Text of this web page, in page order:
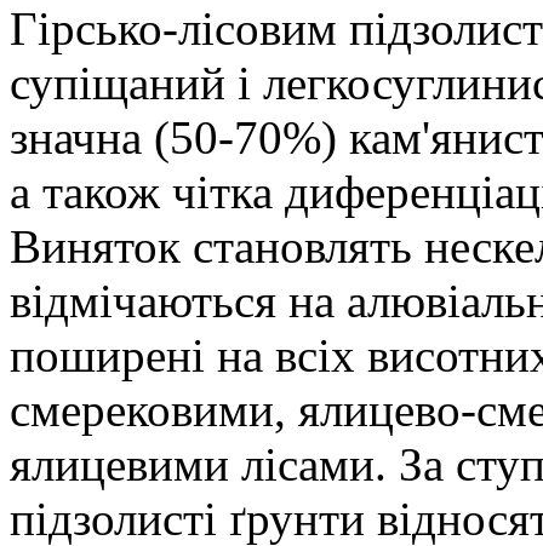
Гірсько-лісовим
супіщаний і
значна (50-70%)
а також чітка
Виняток становлять
відмічаються на
поширені на всіх
смерековими, ялицево-
ялицевими лісами. За
підзолисті ґрунти